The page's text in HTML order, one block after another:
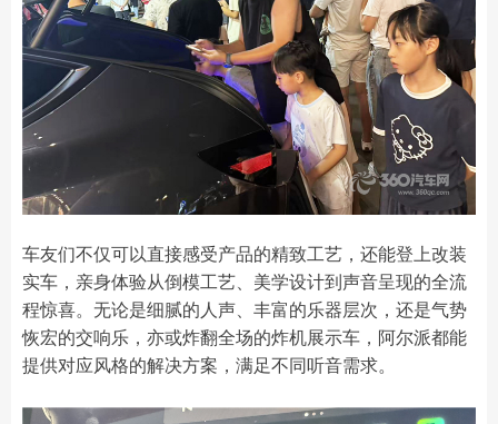
车友们不仅可以直接感受产品的精致工艺，还能登上改装
实车，亲身体验从倒模工艺、美学设计到声音呈现的全流
程惊喜。无论是细腻的人声、丰富的乐器层次，还是气势
恢宏的交响乐，亦或炸翻全场的炸机展示车，阿尔派都能
提供对应风格的解决方案，满足不同听音需求。